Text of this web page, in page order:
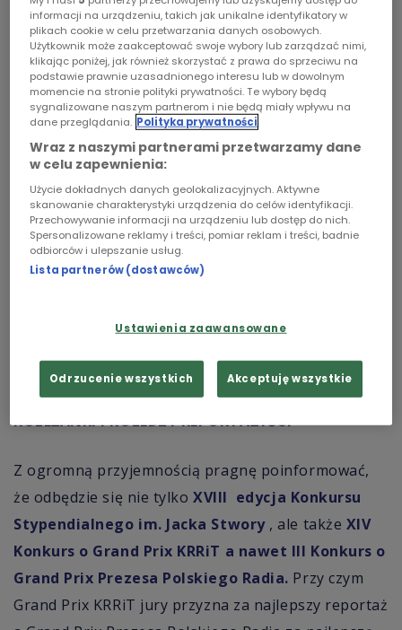
Chopin
Podcasty
KRRiT, o Grand Prix Prezesa Polskiego Radia i
konkursie stypendialnym im. Jacka Stwory
SZANOWNI PAŃSTWO,
KOLEŻANKI I KOLEDZY REPORTAŻYŚCI
Z ogromną przyjemnością pragnę poinformować,
że odbędzie się nie tylkoXVIII edycja Konkursu
Stypendialnego im. Jacka Stwory , ale także XIV
Konkurs o Grand Prix KRRiT a nawet III Konkurs o
Grand Prix Prezesa Polskiego Radia. Przy czym
Grand Prix KRRiT jury przyzna za najlepszy reportaż
informacji na urządzeniu, takich jak unikalne identyfikatory w
plikach cookie w celu przetwarzania danych osobowych.
Użytkownik może zaakceptować swoje wybory lub zarządzać nimi,
klikając poniżej, jak również skorzystać z prawa do sprzeciwu na
podstawie prawnie uzasadnionego interesu lub w dowolnym
momencie na stronie polityki prywatności. Te wybory będą
sygnalizowane naszym partnerom i nie będą miały wpływu na
dane przeglądania. Polityka prywatności
Wraz z naszymi partnerami przetwarzamy dane
w celu zapewnienia:
Użycie dokładnych danych geolokalizacyjnych. Aktywne
skanowanie charakterystyki urządzenia do celów identyfikacji.
Przechowywanie informacji na urządzeniu lub dostęp do nich.
Spersonalizowane reklamy i treści, pomiar reklam i treści, badnie
odbiorców i ulepszanie usług.
Lista partnerów (dostawców)
Ustawienia zaawansowane
Odrzucenie wszystkich Akceptuję wszystkie